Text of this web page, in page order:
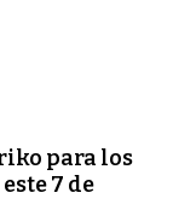
para los
7 de